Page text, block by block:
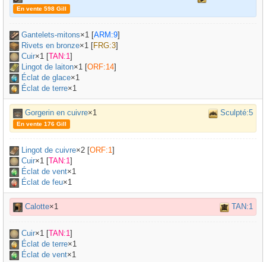
En vente 598 Gill
Gantelets-mitons×1 [ARM:9]
Rivets en bronze×1 [FRG:3]
Cuir×1 [TAN:1]
Lingot de laiton×1 [ORF:14]
Éclat de glace×1
Éclat de terre×1
Gorgerin en cuivre×1 Sculpté:5
En vente 176 Gill
Lingot de cuivre×2 [ORF:1]
Cuir×1 [TAN:1]
Éclat de vent×1
Éclat de feu×1
Calotte×1 TAN:1
Cuir×1 [TAN:1]
Éclat de terre×1
Éclat de vent×1